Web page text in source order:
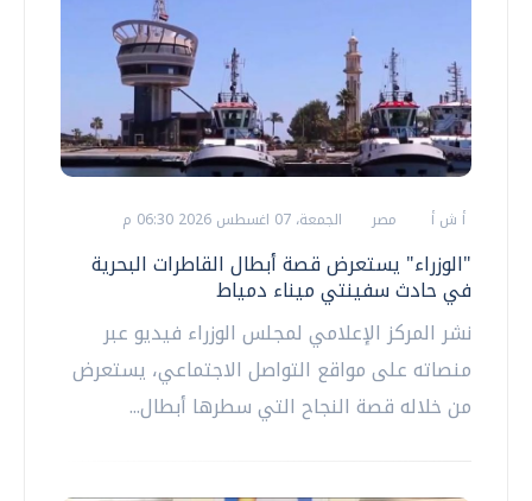
أ ش أ مصر الجمعة، 07 اغسطس 2026 06:30 م
"الوزراء" يستعرض قصة أبطال القاطرات البحرية
في حادث سفينتي ميناء دمياط
نشر المركز الإعلامي لمجلس الوزراء فيديو عبر
منصاته على مواقع التواصل الاجتماعي، يستعرض
من خلاله قصة النجاح التي سطرها أبطال...